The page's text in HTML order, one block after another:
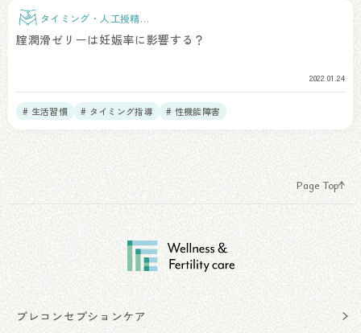
タイミング・人工授精治
腟潤滑ゼリーは妊娠率に影響する？
2022.01.24
# 生活習慣 # タイミング指導 # 性機能障害
Page Top
プレコンセプションケア